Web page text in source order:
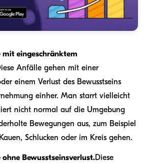
mit eingeschränktem
Anfälle gehen mit einer
einem Verlust des Bewusstseins
einher. Man starrt vielleicht
nicht normal auf die Umgebung
Bewegungen aus, zum Beispiel
Schlucken oder im Kreis gehen.
ohne Bewusstseinsverlust.Diese